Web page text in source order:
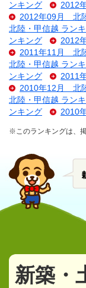
ンキング
2012
2012年09月 北
北陸・甲信越 ラン
ンキング
2012
2011年11月 北
北陸・甲信越 ラン
ンキング
2011
2010年12月 北
北陸・甲信越 ラン
ンキング
2010
※このランキングは、
新築・